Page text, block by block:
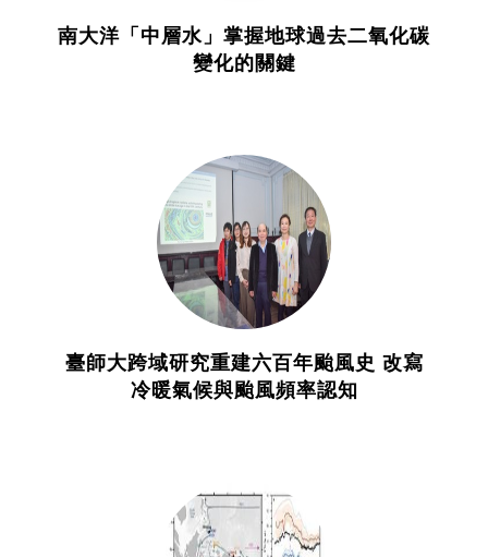
南大洋「中層水」掌握地球過去二氧化碳
變化的關鍵
臺師大跨域研究重建六百年颱風史 改寫
冷暖氣候與颱風頻率認知